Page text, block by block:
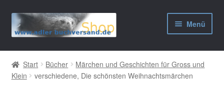
Zur
Navigation
Zum
Inhalt
Menü
AGB
Widerrufsbelehrung
Start Bücher
Märchen und Geschichten für Gross und
Klein
verschiedene, Die schönsten Weihnachtsmärchen